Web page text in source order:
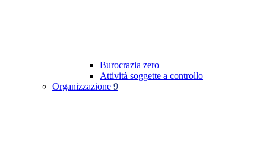
Burocrazia zero
Attività soggette a controllo
Organizzazione 9